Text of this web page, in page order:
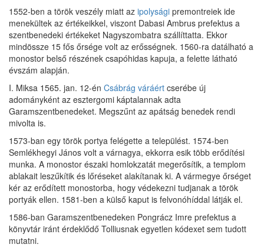
1552-ben a török veszély miatt az ipolysági premontreiek ide
menekültek az értékeikkel, viszont Dabasi Ambrus prefektus a
szentbenedeki értékeket Nagyszombatra szállíttatta. Ekkor
mindössze 15 fős őrsége volt az erősségnek. 1560-ra datálható a
monostor belső részének csapóhidas kapuja, a felette látható
évszám alapján.
I. Miksa 1565. jan. 12-én Csábrág váráért cserébe új
adományként az esztergomi káptalannak adta
Garamszentbenedeket. Megszűnt az apátság benedek rendi
mivolta is.
1573-ban egy török portya felégette a települést. 1574-ben
Semlékhegyi János volt a várnagya, ekkorra esik több erődítési
munka. A monostor északi homlokzatát megerősítik, a templom
ablakait leszűkítik és lőréseket alakítanak ki. A vármegye őrséget
kér az erődített monostorba, hogy védekezni tudjanak a török
portyák ellen. 1581-ben a külső kaput is felvonóhíddal látják el.
1586-ban Garamszentbenedeken Pongrácz Imre prefektus a
könyvtár iránt érdeklődő Tolliusnak egyetlen kódexet sem tudott
mutatni.